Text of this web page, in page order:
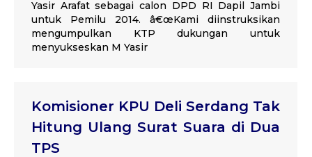
Yasir Arafat sebagai calon DPD RI Dapil Jambi
untuk Pemilu 2014. â€œKami diinstruksikan
mengumpulkan KTP dukungan untuk
menyukseskan M Yasir
Komisioner KPU Deli Serdang Tak
Hitung Ulang Surat Suara di Dua
TPS